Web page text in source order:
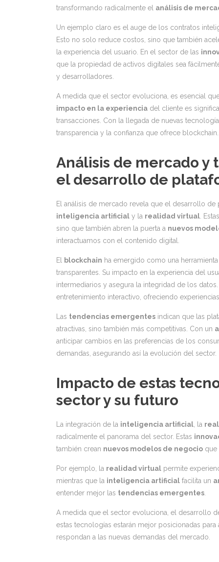
transformando radicalmente el análisis de
Un ejemplo claro es el auge de los contratos
Esto no solo reduce costos, sino que también
la experiencia del usuario. En el sector de las
que la propiedad de activos digitales sea
y desarrolladores.
A medida que el sector evoluciona, es esencial
impacto en la experiencia del cliente es
transacciones. Con la llegada de nuevas
transparencia y la confianza que ofrece blockchain.
Análisis de mercado
el desarrollo de
El análisis de mercado revela que el desarrollo
inteligencia artificial y la realidad virtual .
sino que también abren la puerta a nuevos
interactuamos con el contenido digital.
El blockchain ha emergido como una
transparentes. Su impacto en la experiencia del
intermediarios y asegura la integridad de los
entretenimiento interactivo, ofreciendo
Las tendencias emergentes indican que las
atractivas, sino también más competitivas. Con un
anticipar cambios en las preferencias de los
demandas, asegurando así la evolución del sector.
Impacto de estas
sector y su futuro
La integración de la inteligencia artificial , la
radicalmente el panorama del sector. Estas
también crean nuevos modelos de negocio que
Por ejemplo, la realidad virtual permite
mientras que la inteligencia artificial facilita un
entender mejor las tendencias emergentes
A medida que el sector evoluciona, el desarrollo
estas tecnologías estarán mejor posicionadas
respondan a las nuevas demandas del mercado.